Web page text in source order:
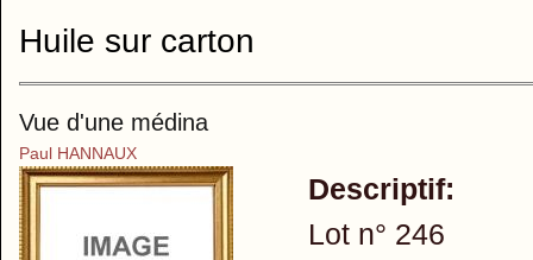
Huile sur carton
Vue d'une médina
Paul HANNAUX
Descriptif:
Lot n° 246